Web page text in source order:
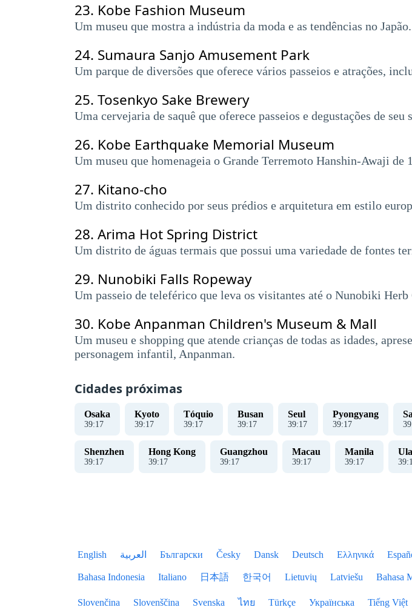
23. Kobe Fashion Museum
Um museu que mostra a indústria da moda e as tendências no Japão.
24. Sumaura Sanjo Amusement Park
Um parque de diversões que oferece vários passeios e atrações,
25. Tosenkyo Sake Brewery
Uma cervejaria de saquê que oferece passeios e degustações de
26. Kobe Earthquake Memorial Museum
Um museu que homenageia o Grande Terremoto Hanshin-Awaji de
27. Kitano-cho
Um distrito conhecido por seus prédios e arquitetura em estilo
28. Arima Hot Spring District
Um distrito de águas termais que possui uma variedade de fontes
29. Nunobiki Falls Ropeway
Um passeio de teleférico que leva os visitantes até o Nunobiki
30. Kobe Anpanman Children's Museum & Mall
Um museu e shopping que atende crianças de todas as idades,
personagem infantil, Anpanman.
Cidades próximas
Osaka
39:18
Kyoto
39:18
Tóquio
39:18
Busan
39:18
Seul
39:18
Pyongyang
39:18 39
Shenzhen
39:18
Hong Kong
39:18
Guangzhou
39:18
Macau
39:18
Manila
39:18 39:
English العربية Български Česky Dansk Deutsch Ελληνικά
Bahasa Indonesia Italiano 日本語 한국어 Lietuvių Latviešu Bahasa
Slovenčina Slovenščina Svenska ไทย Türkçe Українська Tiếng Việt